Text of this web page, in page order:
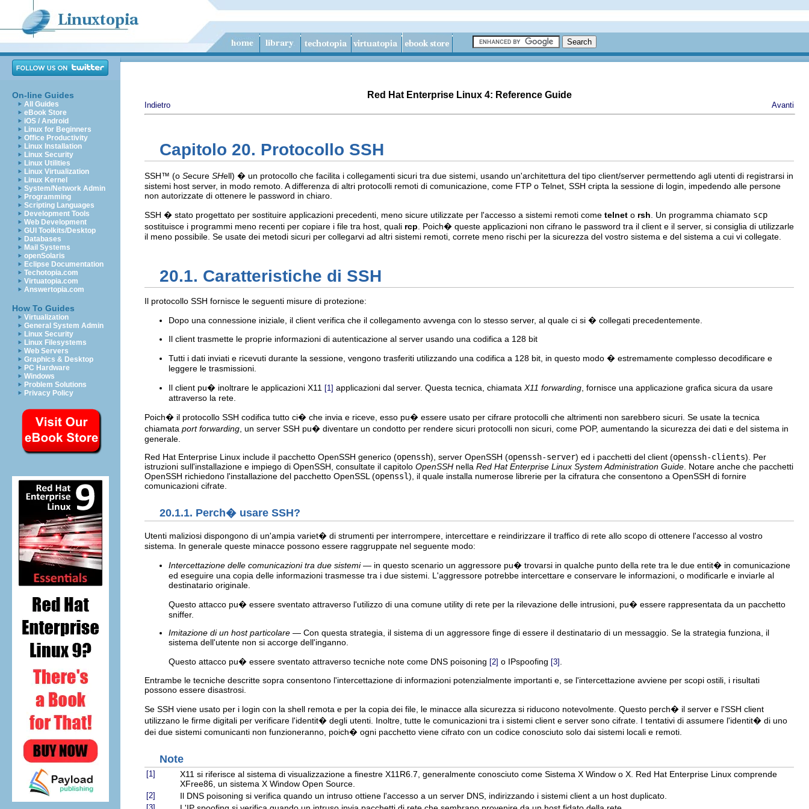
On-line Guides
All Guides
eBook Store
iOS / Android
Linux for Beginners
Office Productivity
Linux Installation
Linux Security
Linux Utilities
Linux Virtualization
Linux Kernel
System/Network Admin
Programming
Scripting Languages
Development Tools
Web Development
GUI Toolkits/Desktop
Databases
Mail Systems
openSolaris
Eclipse Documentation
Techotopia.com
Virtuatopia.com
Answertopia.com
How To Guides
Virtualization
General System Admin
Linux Security
Linux Filesystems
Web Servers
Graphics & Desktop
PC Hardware
Windows
Problem Solutions
Privacy Policy
Red Hat Enterprise Linux 4: Reference Guide
Indietro Avanti
Capitolo 20. Protocollo SSH
SSH™ (o Secure SHell) � un protocollo che facilita i collegamenti sicuri tra due sistemi, usando un'architettura del tipo client/server permettendo agli utenti di registrarsi in
sistemi host server, in modo remoto. A differenza di altri protocolli remoti di comunicazione, come FTP o Telnet, SSH cripta la sessione di login, impedendo alle persone
non autorizzate di ottenere le password in chiaro.
SSH � stato progettato per sostituire applicazioni precedenti, meno sicure utilizzate per l'accesso a sistemi remoti come telnet o rsh . Un programma chiamato scp
sostituisce i programmi meno recenti per copiare i file tra host, quali rcp . Poich� queste applicazioni non cifrano le password tra il client e il server, si consiglia di utilizzarle
il meno possibile. Se usate dei metodi sicuri per collegarvi ad altri sistemi remoti, correte meno rischi per la sicurezza del vostro sistema e del sistema a cui vi collegate.
20.1. Caratteristiche di SSH
Il protocollo SSH fornisce le seguenti misure di protezione:
Dopo una connessione iniziale, il client verifica che il collegamento avvenga con lo stesso server, al quale ci si � collegati precedentemente.
Il client trasmette le proprie informazioni di autenticazione al server usando una codifica a 128 bit
Tutti i dati inviati e ricevuti durante la sessione, vengono trasferiti utilizzando una codifica a 128 bit, in questo modo � estremamente complesso decodificare e
leggere le trasmissioni.
Il client pu� inoltrare le applicazioni X11 [1] applicazioni dal server. Questa tecnica, chiamata X11 forwarding, fornisce una applicazione grafica sicura da usare
attraverso la rete.
Poich� il protocollo SSH codifica tutto ci� che invia e riceve, esso pu� essere usato per cifrare protocolli che altrimenti non sarebbero sicuri. Se usate la tecnica
chiamata port forwarding, un server SSH pu� diventare un condotto per rendere sicuri protocolli non sicuri, come POP, aumentando la sicurezza dei dati e del sistema in
generale.
Red Hat Enterprise Linux include il pacchetto OpenSSH generico (openssh), server OpenSSH (openssh-server) ed i pacchetti del client (openssh-clients). Per
istruzioni sull'installazione e impiego di OpenSSH, consultate il capitolo OpenSSH nella Red Hat Enterprise Linux System Administration Guide. Notare anche che pacchetti
OpenSSH richiedono l'installazione del pacchetto OpenSSL (openssl), il quale installa numerose librerie per la cifratura che consentono a OpenSSH di fornire
comunicazioni cifrate.
20.1.1. Perch� usare SSH?
Utenti maliziosi dispongono di un'ampia variet� di strumenti per interrompere, intercettare e reindirizzare il traffico di rete allo scopo di ottenere l'accesso al vostro
sistema. In generale queste minacce possono essere raggruppate nel seguente modo:
Intercettazione delle comunicazioni tra due sistemi— in questo scenario un aggressore pu� trovarsi in qualche punto della rete tra le due entit� in comunicazione
ed eseguire una copia delle informazioni trasmesse tra i due sistemi. L'aggressore potrebbe intercettare e conservare le informazioni, o modificarle e inviarle al
destinatario originale.
Questo attacco pu� essere sventato attraverso l'utilizzo di una comune utility di rete per la rilevazione delle intrusioni, pu� essere rappresentata da un pacchetto
sniffer.
Imitazione di un host particolare — Con questa strategia, il sistema di un aggressore finge di essere il destinatario di un messaggio. Se la strategia funziona, il
sistema dell'utente non si accorge dell'inganno.
Questo attacco pu� essere sventato attraverso tecniche note come DNS poisoning [2] o IPspoofing [3]
Entrambe le tecniche descritte sopra consentono l'intercettazione di informazioni potenzialmente importanti e, se l'intercettazione avviene per scopi ostili, i risultati
possono essere disastrosi.
Se SSH viene usato per i login con la shell remota e per la copia dei file, le minacce alla sicurezza si riducono notevolmente. Questo perch� il server e l'SSH client
utilizzano le firme digitali per verificare l'identit� degli utenti. Inoltre, tutte le comunicazioni tra i sistemi client e server sono cifrate. I tentativi di assumere l'identit� di uno
dei due sistemi comunicanti non funzioneranno, poich� ogni pacchetto viene cifrato con un codice conosciuto solo dai sistemi locali e remoti.
Note
[1]
X11 si riferisce al sistema di visualizzazione a finestre X11R6.7, generalmente conosciuto come Sistema X Window o X. Red Hat Enterprise Linux comprende
XFree86, un sistema X Window Open Source.
[2] Il DNS poisoning si verifica quando un intruso ottiene l'accesso a un server DNS, indirizzando i sistemi client a un host duplicato.